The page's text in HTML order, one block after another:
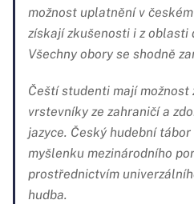
možnost uplatnění v
získají zkušenosti i z oblasti
Všechny obory se shodně
Čeští studenti mají možnost
vrstevníky ze zahraničí a
jazyce. Český hudební
myšlenku mezinárodního
prostřednictvím
hudba.